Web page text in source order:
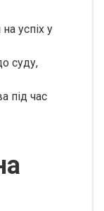
успіх у
суду,
під час